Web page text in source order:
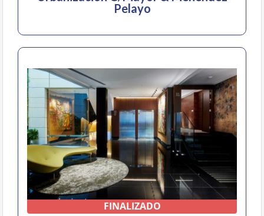
Pelayo
FINALIZADO